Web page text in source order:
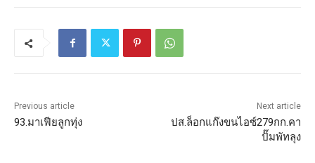
Previous article
93.มาเฟียลูกทุ่ง
Next article
ปส.ล็อกแก๊งขนไอซ์279กก.คา
ปั๊มพัทลุง